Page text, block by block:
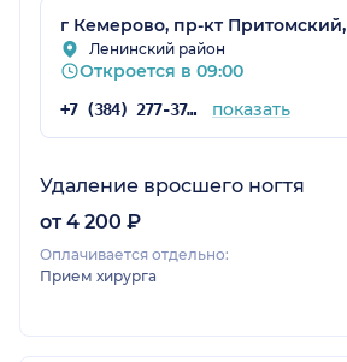
г Кемерово, пр-кт Притомский,
Ленинский район
Откроется в 09:00
+7 (384) 277-37-05 показать
Удаление вросшего ногтя
от 4 200 ₽
Оплачивается отдельно:
Прием хирурга